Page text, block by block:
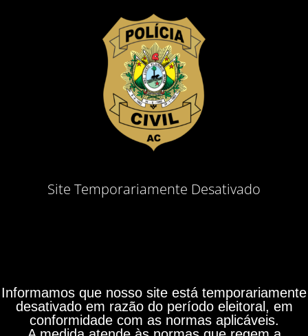
Site Temporariamente Desativado
Informamos que nosso site está temporariamente
desativado em razão do período eleitoral, em
conformidade com as normas aplicáveis.